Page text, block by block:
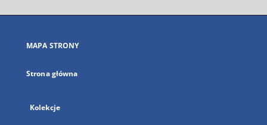
się
karcie
MAPA STRONY
Strona główna
Kolekcje